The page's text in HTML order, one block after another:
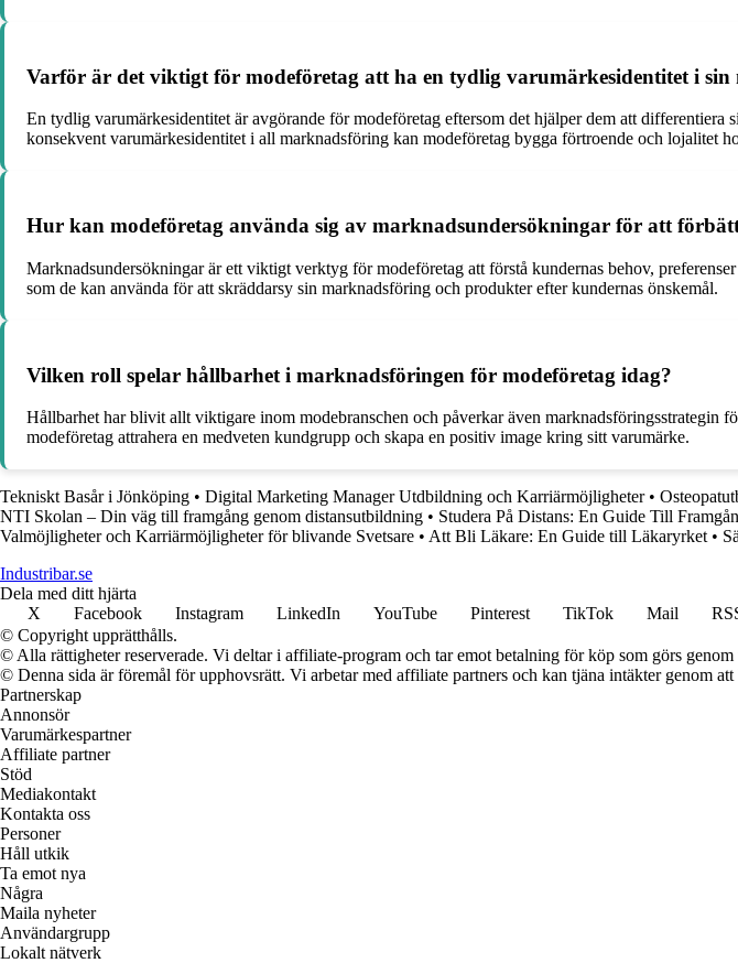
Varför är det viktigt för modeföretag att ha en tydlig varumärkesidentitet i
En tydlig varumärkesidentitet är avgörande för modeföretag eftersom det hjälper dem att
konsekvent varumärkesidentitet i all marknadsföring kan modeföretag bygga förtroende och lojalitet
Hur kan modeföretag använda sig av marknadsundersökningar för att
Marknadsundersökningar är ett viktigt verktyg för modeföretag att förstå kundernas behov,
som de kan använda för att skräddarsy sin marknadsföring och produkter efter kundernas önskemål.
Vilken roll spelar hållbarhet i marknadsföringen för modeföretag idag?
Hållbarhet har blivit allt viktigare inom modebranschen och påverkar även marknadsföringsstrategin
modeföretag attrahera en medveten kundgrupp och skapa en positiv image kring sitt varumärke.
Tekniskt Basår i Jönköping • Digital Marketing Manager Utdbildning och Karriärmöjligheter•
NTI Skolan – Din väg till framgång genom distansutbildning • Studera På Distans: En Guide Till
Valmöjligheter och Karriärmöjligheter för blivande Svetsare • Att Bli Läkare: En Guide till Läkaryrket •
Industribar.se
Dela med ditt hjärta
X
Facebook Instagram LinkedIn YouTube Pinterest TikTok Mail
© Copyright upprätthålls.
© Alla rättigheter reserverade. Vi deltar i affiliate-program och tar emot betalning för köp som görs genom
© Denna sida är föremål för upphovsrätt. Vi arbetar med affiliate partners och kan tjäna intäkter genom
Partnerskap
Annonsör
Varumärkespartner
Affiliate partner
Stöd
Mediakontakt
Kontakta oss
Personer
Håll utkik
Ta emot nya
Några
Maila nyheter
Användargrupp
Lokalt nätverk